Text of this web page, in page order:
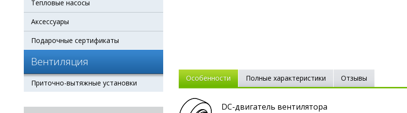
Тепловые насосы
Аксессуары
Подарочные сертификаты
Вентиляция
Приточно-вытяжные установки
Особенности Полные характеристики Отзывы
DC-двигатель вентилятора